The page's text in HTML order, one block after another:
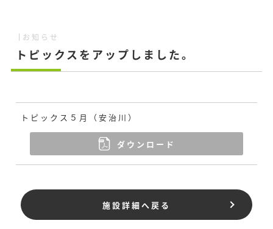
お知らせ
トピックスをアップしました。
トピックス５月（安治川）
ダウンロード
施設詳細へ戻る